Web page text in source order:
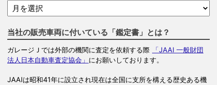
当社の販売車両に付いている「鑑定書」とは？
ガレージＪでは外部の機関に査定を依頼する際
「JAAI 一般財団
法人日本自動車査定協会」 にお願いしております。
JAAIは昭和41年に設立され現在は全国に支所を構える歴史ある機